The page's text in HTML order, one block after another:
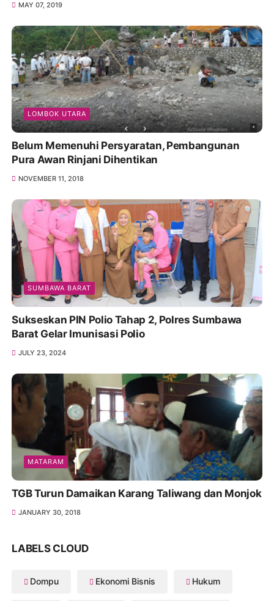
MAY 07, 2019
LOMBOK UTARA
Belum Memenuhi Persyaratan, Pembangunan
Pura Awan Rinjani Dihentikan
NOVEMBER 11, 2018
SUMBAWA BARAT
Sukseskan PIN Polio Tahap 2, Polres Sumbawa
Barat Gelar Imunisasi Polio
JULY 23, 2024
MATARAM
TGB Turun Damaikan Karang Taliwang dan Monjok
JANUARY 30, 2018
LABELS CLOUD
Dompu Ekonomi Bisnis Hukum